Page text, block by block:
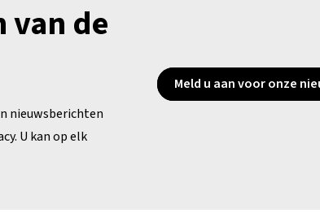
van de
nieuwsberichten
U kan op elk
Meld u aan voor onze